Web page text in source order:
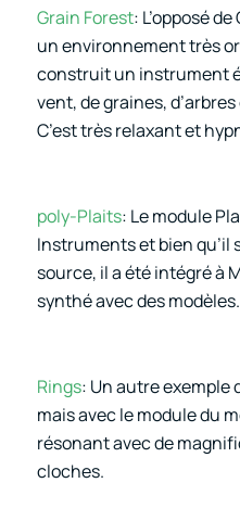
Grain Forest: L’opposé
un environnement très
construit un instrument
vent, de graines,
C’est très relaxant et
poly-Plaits: Le module
Instruments et bien qu’il
source, il a été intégré à
synthé avec des
Rings: Un autre exemple
mais avec le module du
résonant avec de
cloches.